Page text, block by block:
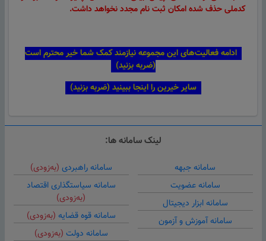
کدملی حذف شده امکان ثبت نام مجدد نخواهد داشت.
ادامه فعالیت‌های این مجموعه نیازمند کمک‌ شما خیر محترم است
(ضربه بزنید)
سایر خیرین را اینجا ببینید (ضربه بزنید)
لینک سامانه ها:
سامانه جبهه
سامانه عضویت
سامانه ابزار دیجیتال
سامانه آموزش و آزمون
سامانه راهبردی (به‌زودی)
سامانه سیاستگذاری اقتصاد
(به‌زودی)
سامانه قوه قضایه (به‌زودی)
سامانه دولت (به‌زودی)